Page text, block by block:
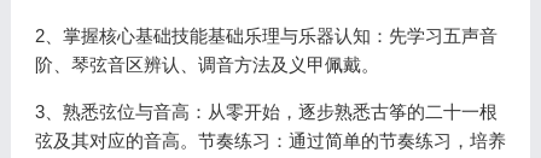
2、掌握核心基础技能基础乐理与乐器认知：先学习五声音
阶、琴弦音区辨认、调音方法及义甲佩戴。
3、熟悉弦位与音高：从零开始，逐步熟悉古筝的二十一根
弦及其对应的音高。节奏练习：通过简单的节奏练习，培养